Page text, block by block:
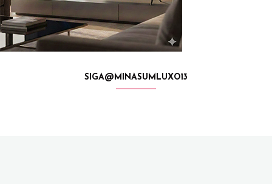
SIGA@MINASUMLUXO13